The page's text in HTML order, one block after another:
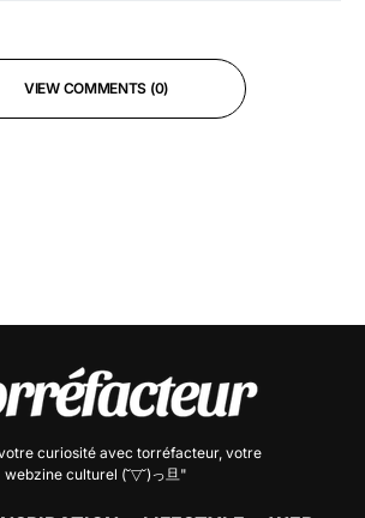
VIEW COMMENTS (0)
curiosité avec torréfacteur, votre
webzine culturel (˘▽˘)っ旦"